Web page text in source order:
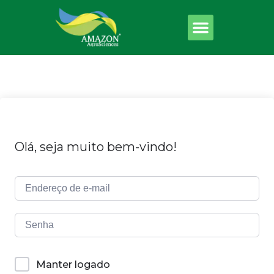
Olá, seja muito bem-vindo!
Manter logado